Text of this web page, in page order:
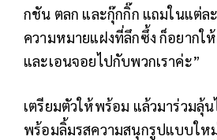
กชัน ตลก และกุ๊กกิ๊ก แถมในแต่ล
ความหมายแฝงที่ลึกซึ้ง ก็อยากใ
และเอนจอยไปกับพวกเราค่ะ”
เตรียมตัวให้พร้อม แล้วมาร่วมลุ้
พร้อมลิ้มรสความสนุกรูปแบบให